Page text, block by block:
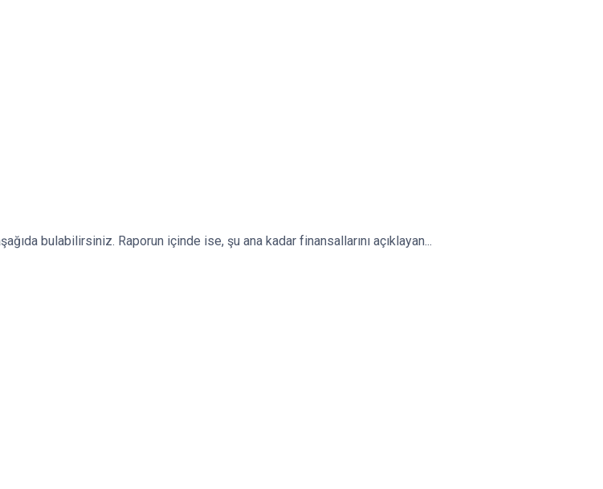
bulabilirsiniz. Raporun içinde ise, şu ana kadar finansallarını açıklayan...